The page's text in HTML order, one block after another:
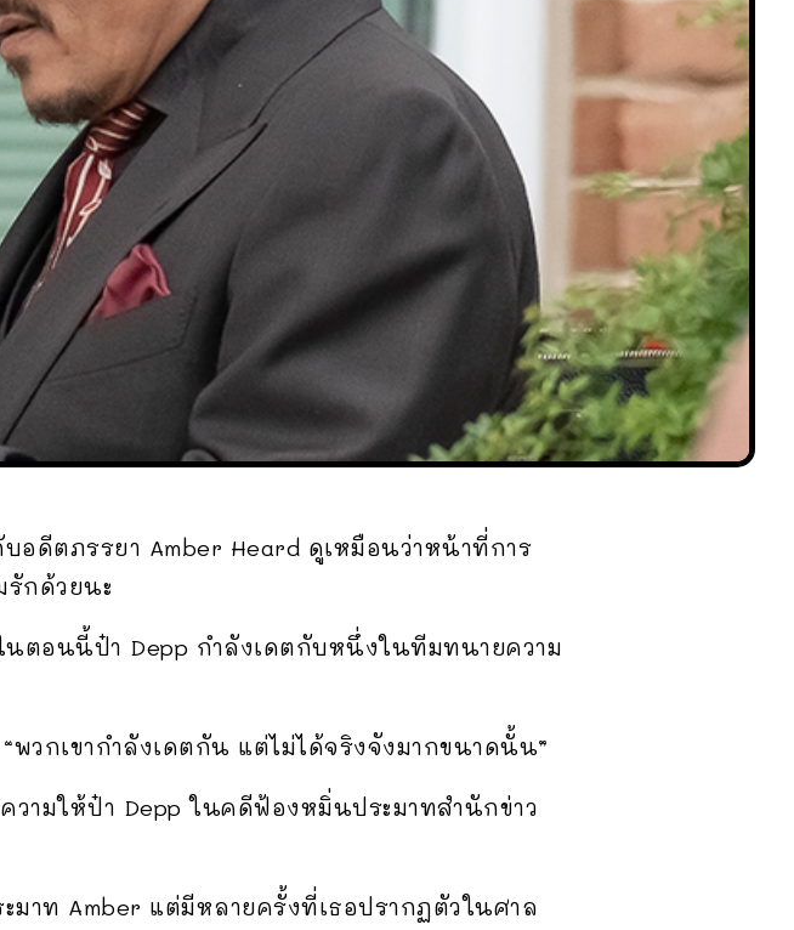
อดีตภรรยา Amber Heard ดูเหมือนว่าหน้าที่การ
รักด้วยนะ
นตอนนี้ป๋า Depp กำลังเดตกับหนึ่งในทีมทนายความ
พวกเขากำลังเดตกัน แต่ไม่ได้จริงจังมากขนาดนั้น”
ามให้ป๋า Depp ในคดีฟ้องหมิ่นประมาทสำนักข่าว
าท Amber แต่มีหลายครั้งที่เธอปรากฏตัวในศาล